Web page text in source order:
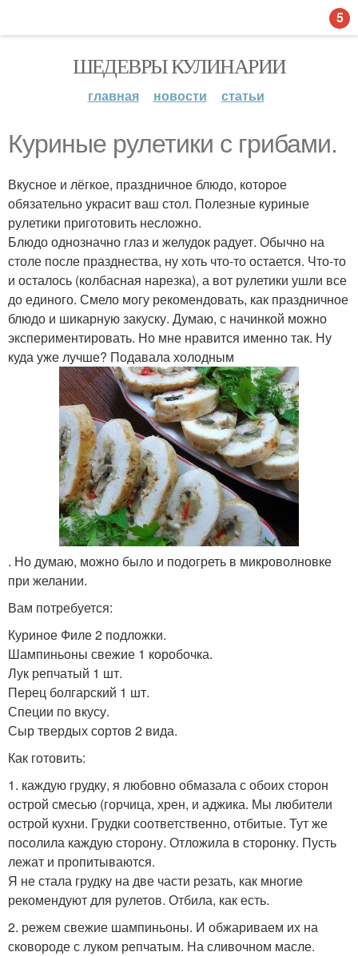
ШЕДЕВРЫ КУЛИНАРИИ
главная новости статьи
Куриные рулетики с грибами.
Вкусное и лёгкое, праздничное блюдо, которое
обязательно украсит ваш стол. Полезные куриные
рулетики приготовить несложно.
Блюдо однозначно глаз и желудок радует. Обычно на
столе после празднества, ну хоть что-то остается. Что-то
и осталось (колбасная нарезка), а вот рулетики ушли все
до единого. Смело могу рекомендовать, как праздничное
блюдо и шикарную закуску. Думаю, с начинкой можно
экспериментировать. Но мне нравится именно так. Ну
куда уже лучше? Подавала холодным
. Но думаю, можно было и подогреть в микроволновке
при желании.
Вам потребуется:
Куриное Филе 2 подложки.
Шампиньоны свежие 1 коробочка.
Лук репчатый 1 шт.
Перец болгарский 1 шт.
Специи по вкусу.
Сыр твердых сортов 2 вида.
Как готовить:
1. каждую грудку, я любовно обмазала с обоих сторон
острой смесью (горчица, хрен, и аджика. Мы любители
острой кухни. Грудки соответственно, отбитые. Тут же
посолила каждую сторону. Отложила в сторонку. Пусть
лежат и пропитываются.
Я не стала грудку на две части резать, как многие
рекомендуют для рулетов. Отбила, как есть.
2. режем свежие шампиньоны. И обжариваем их на
сковороде с луком репчатым. На сливочном масле.
5